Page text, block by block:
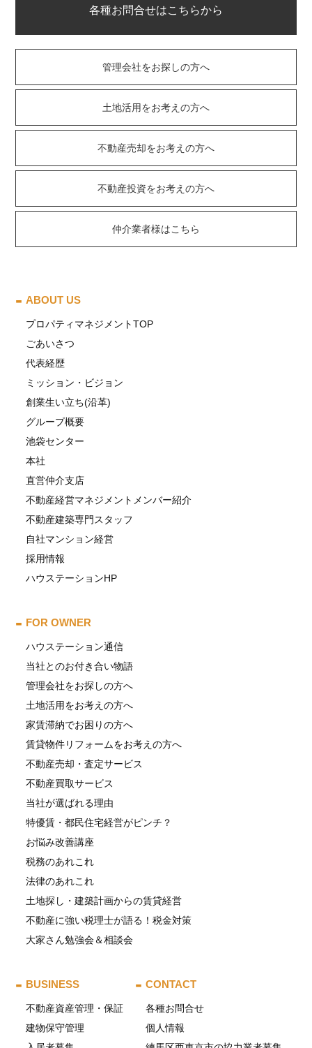
各種お問合せはこちらから
管理会社をお探しの方へ
土地活用をお考えの方へ
不動産売却をお考えの方へ
不動産投資をお考えの方へ
仲介業者様はこちら
ABOUT US
プロパティマネジメントTOP
ごあいさつ
代表経歴
ミッション・ビジョン
創業生い立ち(沿革)
グループ概要
池袋センター
本社
直営仲介支店
不動産経営マネジメントメンバー紹介
不動産建築専門スタッフ
自社マンション経営
採用情報
ハウステーションHP
FOR OWNER
ハウステーション通信
当社とのお付き合い物語
管理会社をお探しの方へ
土地活用をお考えの方へ
家賃滞納でお困りの方へ
賃貸物件リフォームをお考えの方へ
不動産売却・査定サービス
不動産買取サービス
当社が選ばれる理由
特優賃・都民住宅経営がピンチ？
お悩み改善講座
税務のあれこれ
法律のあれこれ
土地探し・建築計画からの賃貸経営
不動産に強い税理士が語る！税金対策
大家さん勉強会＆相談会
BUSINESS
不動産資産管理・保証
建物保守管理
CONTACT
各種お問合せ
個人情報